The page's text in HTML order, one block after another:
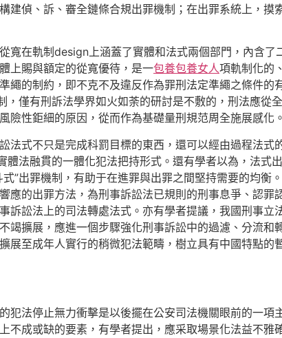
建偵、訴、審全鏈條合規出罪機制；在出罪系統上，
在軌制design上涵蓋了實體和法式兩個部門，內含了
上賜與額定的從寬優待，是一包養包養女人項軌制化的
的制約，即不克不及違反作為罪刑法定準繩之條件的
僅有刑訴法學界如火如荼的研討是不敷的，刑法應從
性鉅細的原因，從而作為基礎量刑規范周全施展感化。
式不只是完成科罰目標的東西，還可以經由過程法式
法融貫的一體化犯法把持形式。還有學者以為，法式
”出罪機制，有助于在進罪與出罪之間堅持需要的均衡
的出罪方法，為刑事訴訟法已規則的刑事息爭、認罪
訴訟法上的司法轉處法式。亦有學者提議，我國刑事立
竭擴展，應進一個步驟強化刑事訴訟中的過濾、分流和
至成年人實行的稍微犯法範疇，樹立具有中國特點的
犯法停止無力衝擊是以後擺在公安司法機關眼前的一項
成或缺的要素，有學者提出，應采取場景化法益不雅